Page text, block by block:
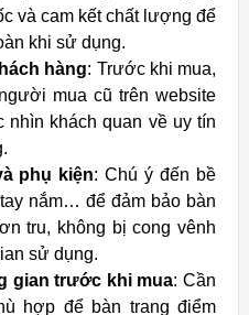
và cam kết chất lượng để
khi sử dụng.
hàng: Trước khi mua,
mua cũ trên website
nhìn khách quan về uy tín
phụ kiện: Chú ý đến bề
nắm… để đảm bảo bàn
tru, không bị cong vênh
sử dụng.
gian trước khi mua: Cần
hợp để bàn trang điểm